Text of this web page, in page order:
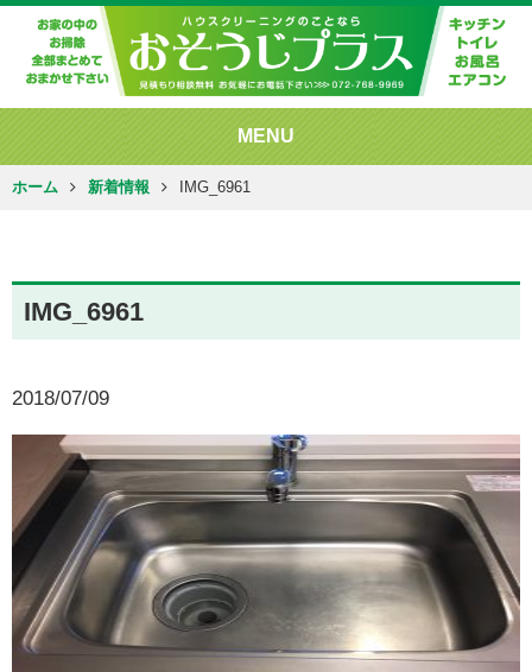
MENU
ホーム 新着情報 IMG_6961
IMG_6961
2018/07/09